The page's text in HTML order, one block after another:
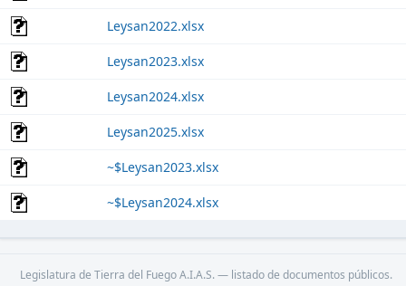
Leysan2022.xlsx
Leysan2023.xlsx
Leysan2024.xlsx
Leysan2025.xlsx
~$Leysan2023.xlsx
~$Leysan2024.xlsx
Legislatura de Tierra del Fuego A.I.A.S. — listado de documentos públicos.